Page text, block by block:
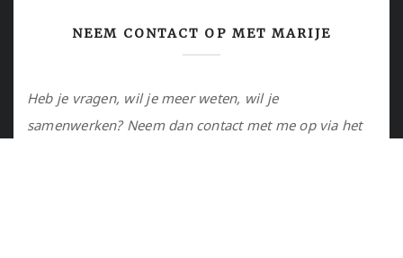
NEEM CONTACT OP MET MARIJE
Heb je vragen, wil je meer weten, wil je
samenwerken? Neem dan contact met me op via het